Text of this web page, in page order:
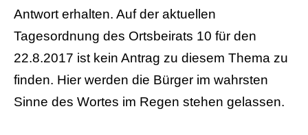
Antwort erhalten. Auf der aktuellen
Tagesordnung des Ortsbeirats 10 für den
22.8.2017 ist kein Antrag zu diesem Thema zu
finden. Hier werden die Bürger im wahrsten
Sinne des Wortes im Regen stehen gelassen.